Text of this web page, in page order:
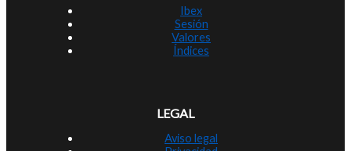
Ibex
Sesión
Valores
Índices
LEGAL
Aviso legal